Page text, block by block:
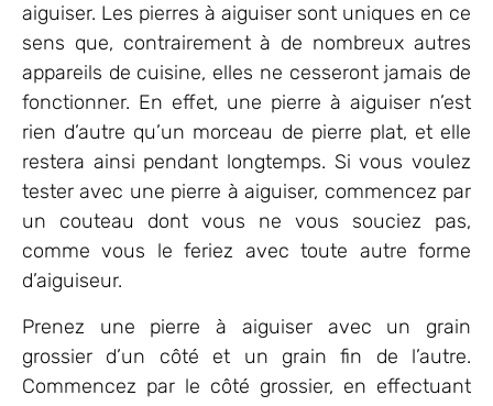
aiguiser. Les pierres à aiguiser sont uniques en ce
sens que, contrairement à de nombreux autres
appareils de cuisine, elles ne cesseront jamais de
fonctionner. En effet, une pierre à aiguiser n’est
rien d’autre qu’un morceau de pierre plat, et elle
restera ainsi pendant longtemps. Si vous voulez
tester avec une pierre à aiguiser, commencez par
un couteau dont vous ne vous souciez pas,
comme vous le feriez avec toute autre forme
d’aiguiseur.
Prenez une pierre à aiguiser avec un grain
grossier d’un côté et un grain fin de l’autre.
Commencez par le côté grossier, en effectuant